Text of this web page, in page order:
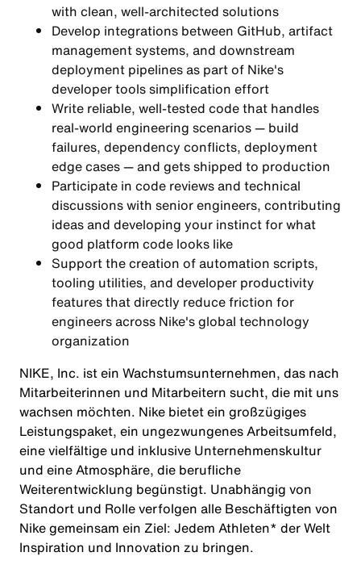
with clean, well-architected solutions
Develop integrations between GitHub, artifact
management systems, and downstream
deployment pipelines as part of Nike's
developer tools simplification effort
Write reliable, well-tested code that handles
real-world engineering scenarios — build
failures, dependency conflicts, deployment
edge cases — and gets shipped to production
Participate in code reviews and technical
discussions with senior engineers, contributing
ideas and developing your instinct for what
good platform code looks like
Support the creation of automation scripts,
tooling utilities, and developer productivity
features that directly reduce friction for
engineers across Nike's global technology
organization
NIKE, Inc. ist ein Wachstumsunternehmen, das nach
Mitarbeiterinnen und Mitarbeitern sucht, die mit uns
wachsen möchten. Nike bietet ein großzügiges
Leistungspaket, ein ungezwungenes Arbeitsumfeld,
eine vielfältige und inklusive Unternehmenskultur
und eine Atmosphäre, die berufliche
Weiterentwicklung begünstigt. Unabhängig von
Standort und Rolle verfolgen alle Beschäftigten von
Nike gemeinsam ein Ziel: Jedem Athleten* der Welt
Inspiration und Innovation zu bringen.